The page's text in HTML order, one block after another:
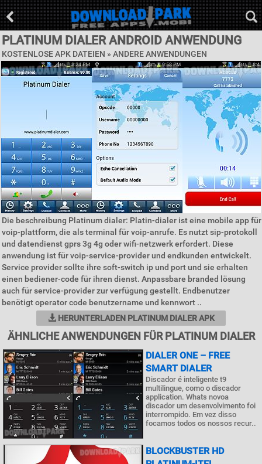
PLATINUM DIALER ANDROID ANWENDUNG
KOSTENLOSE APK DATEIEN » ANDERE ANWENDUNGEN
Die beschreibung Platinum dialer: Platin-dialer ist eine mobile app für
voip-plattform, die als terminal für voip-anrufe. Es nutzt sip-protokoll
und datendienst gprs 3g 4g oder wifi-netzwerk erfordert. Diese
anwendung ist für voip-service-provider und endkunden entwickelt.
Service provider sollte ihre soft-switch ip und port und sie erhalten
einen bediener-code für ihren dienst. Anpassbare branded lösung
auch für service-provider zur verfügung gestellt. Endbenutzer
benötigt operator code benutzername und kennwort ..
HERUNTERLADEN PLATINUM DIALER APK
ÄHNLICHE ANWENDUNGEN FÜR PLATINUM DIALER
DIALER ONE – FREE
SMART DIALER
Discador é inteligente t9
multilingue, como o discador
application. Whats novoa
discador um desenvolvimento foi
interrompido. Em vez disso
focamos todos os nossos recur..
BLOCKBUSTER HD